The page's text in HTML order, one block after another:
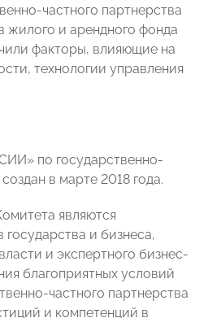
частного партнерства
жилого и арендного фонда
факторы, влияющие на
технологии управления
по государственно-
в марте 2018 года.
являются
и бизнеса,
и экспертного бизнес-
благоприятных условий
частного партнерства
и компетенций в